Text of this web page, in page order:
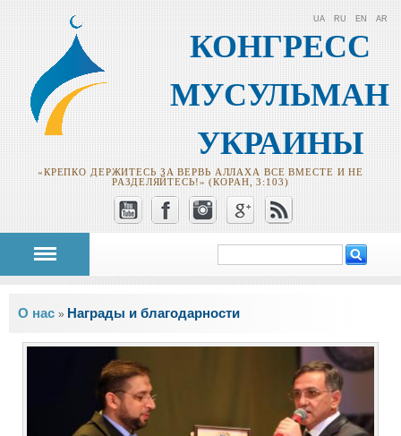
КОНГРЕСС
МУСУЛЬМАН
УКРАИНЫ
«КРЕПКО ДЕРЖИТЕСЬ ЗА ВЕРВЬ АЛЛАХА ВСЕ ВМЕСТЕ И НЕ
РАЗДЕЛЯЙТЕСЬ!» (КОРАН, 3:103)
UA RU EN AR
Форма поиска
Вы здесь
О нас » Награды и благодарности